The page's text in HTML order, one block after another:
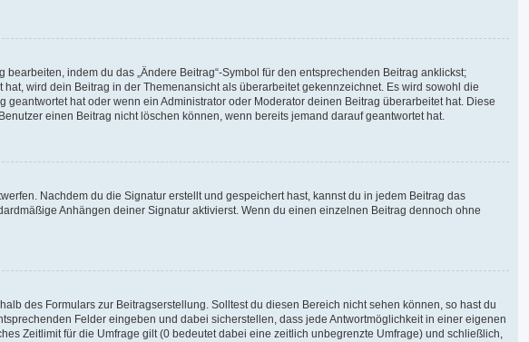
indem du das „Ändere Beitrag“-Symbol für den entsprechenden Beitrag anklickst;
wird dein Beitrag in der Themenansicht als überarbeitet gekennzeichnet. Es wird sowohl die
hat oder wenn ein Administrator oder Moderator deinen Beitrag überarbeitet hat. Diese
einen Beitrag nicht löschen können, wenn bereits jemand darauf geantwortet hat.
Nachdem du die Signatur erstellt und gespeichert hast, kannst du in jedem Beitrag das
Anhängen deiner Signatur aktivierst. Wenn du einen einzelnen Beitrag dennoch ohne
des Formulars zur Beitragserstellung. Solltest du diesen Bereich nicht sehen können, so hast du
Felder eingeben und dabei sicherstellen, dass jede Antwortmöglichkeit in einer eigenen
Zeitlimit für die Umfrage gilt (0 bedeutet dabei eine zeitlich unbegrenzte Umfrage) und schließlich,